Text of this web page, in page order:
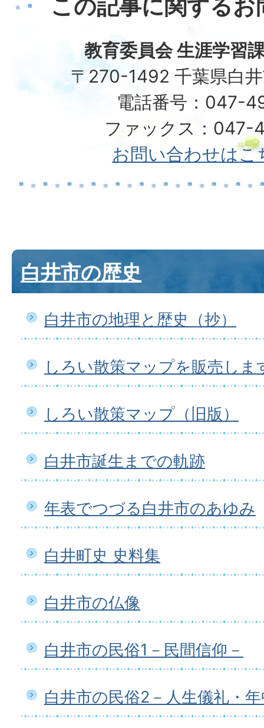
この記事に関する
教育委員会 生涯学習
〒270-1492 千葉県白
電話番号：047-
ファックス：047-
お問い合わせはこ
白井市の歴史
白井市の地理と歴史（抄）
しろい散策マップを販売しま
しろい散策マップ（旧版）
白井市誕生までの軌跡
年表でつづる白井市のあゆみ
白井町史 史料集
白井市の仏像
白井市の民俗1－民間信仰－
白井市の民俗2－人生儀礼・